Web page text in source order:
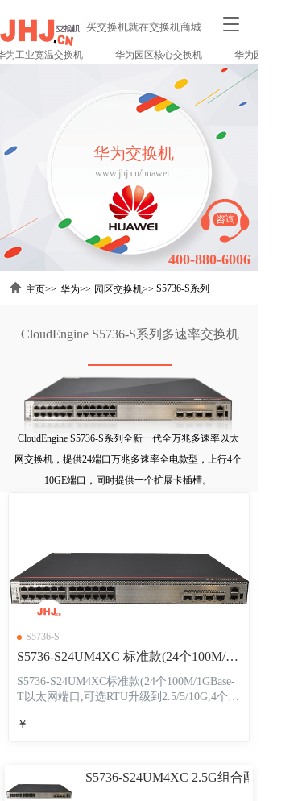
T
g
l
a
t
i
n
买交换机就在交换机商城
工业宽温交换机 华为园区核心交换机 华为园区接入交换
华为交换机
www.jhj.cn/huawei
400-880-6006
咨询
主页>> 华为>> 园区交换机>> S5736-S系列
CloudEngine S5736-S系列全新一代全万兆多速率以太
网交换机，提供24端口万兆多速率全电款型，上行4个
10GE端口，同时提供一个扩展卡插槽。
CloudEngine S5736-S系列多速率交换机
S5736-S
S5736-S24UM4XC 标准款(24个100M/1GBase-T以太网端口,可选RTU升级到2.5/5/10G,4个万兆SFP+,单子卡槽位,PoE++,不含电源)
S5736-S24UM4XC标准款(24个100M/1GBase-
T以太网端口,可选RTU升级到2.5/5/10G,4个万
￥
S5736-S24UM4XC